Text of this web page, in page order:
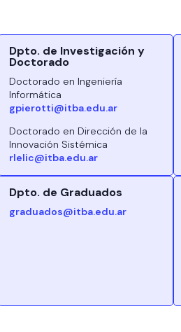
Dpto. de Investigación y
Doctorado
Doctorado en Ingeniería
Informática
gpierotti@itba.edu.ar
Doctorado en Dirección de la
Innovación Sistémica
rlelic@itba.edu.ar
Dpto. de Graduados
graduados@itba.edu.ar